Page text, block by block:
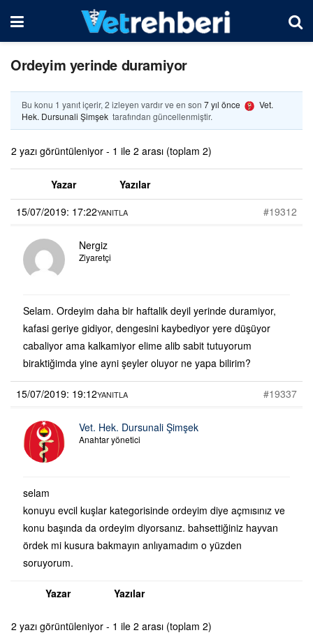
Ordeyim yerinde duramiyor
Bu konu 1 yanıt içerir, 2 izleyen vardır ve en son 7 yıl önce
Vet.
Hek. Dursunali Şimşek tarafından güncellenmiştir.
2 yazı görüntüleniyor - 1 ile 2 arası (toplam 2)
Yazar
Yazılar
15/07/2019: 17:22
#19312
YANITLA
Nergiz
Ziyaretçi
Selam. Ordeyim daha bir haftalik deyil yerinde duramiyor,
kafasi geriye gidiyor, dengesini kaybediyor yere düşüyor
cabaliyor ama kalkamiyor elime alib sabit tutuyorum
biraktiğimda yine ayni şeyler oluyor ne yapa bilirim?
15/07/2019: 19:12 #19337
YANITLA
Vet. Hek. Dursunali Şimşek
Anahtar yönetici
selam
konuyu evcil kuşlar kategorisinde ordeyim diye açmısınız ve
konu başında da ordeyim diyorsanız. bahsettiğiniz hayvan
ördek mi kusura bakmayın anlıyamadım o yüzden
soruyorum.
Yazar Yazılar
2 yazı görüntüleniyor - 1 ile 2 arası (toplam 2)